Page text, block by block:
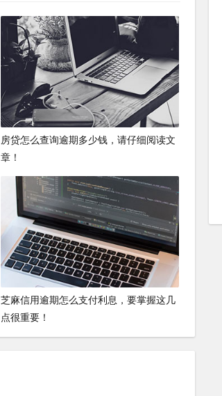
房贷怎么查询逾期多少钱，请仔细阅读文
章！
芝麻信用逾期怎么支付利息，要掌握这几
点很重要！